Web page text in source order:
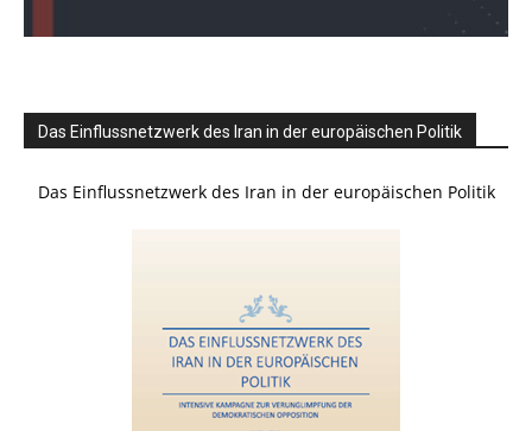
Das Einflussnetzwerk des Iran in der europäischen Politik
Das Einflussnetzwerk des Iran in der europäischen Politik